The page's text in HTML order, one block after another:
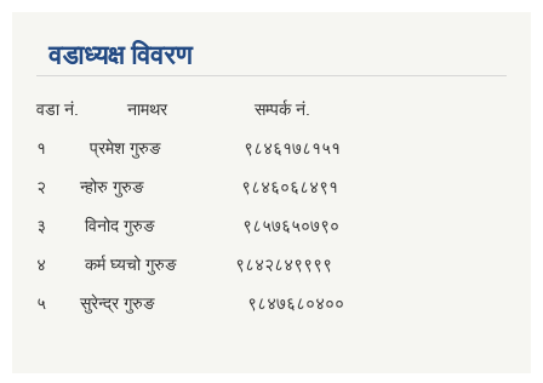
वडाध्यक्ष विवरण
वडा नं. नामथर सम्पर्क नं.
१ प्रमेश गुरुङ ९८४६१७८१५१
२ न्होरु गुरुङ ९८४६०६८४९१
३ विनोद गुरुङ ९८५७६५०७९०
४ कर्म घ्यचो गुरुङ ९८४२८४९९९९
५ सुरेन्द्र गुरुङ ९८४७६८०४००